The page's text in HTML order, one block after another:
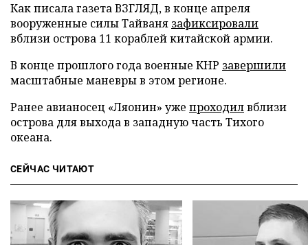
Как писала газета ВЗГЛЯД, в конце апреля
вооруженные силы Тайваня зафиксировали
вблизи острова 11 кораблей китайской армии.
В конце прошлого года военные КНР завершили
масштабные маневры в этом регионе.
Ранее авианосец «Ляонин» уже проходилвблизи
острова для выхода в западную часть Тихого
океана.
СЕЙЧАС ЧИТАЮТ